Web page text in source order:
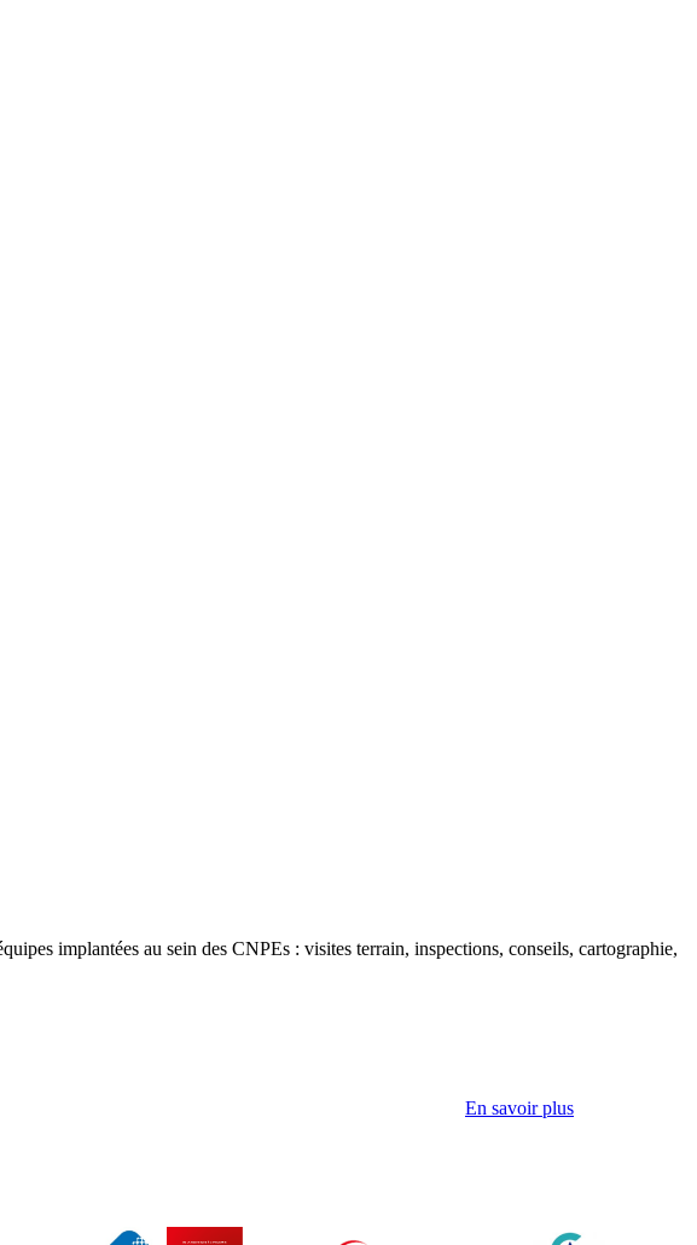
implantées au sein des CNPEs : visites terrain, inspections, conseils, cartographie,
En savoir plus